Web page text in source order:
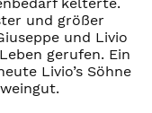
und größer
und Livio
gerufen. Ein
Livio’s Söhne